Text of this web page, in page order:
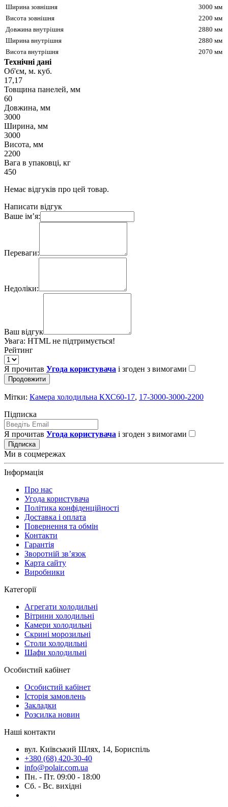
Ширина зовнішня
3000 мм
Висота зовнішня
2200 мм
Довжина внутрішня
2880 мм
Ширина внутрішня
2880 мм
Висота внутрішня
2070 мм
Технічні дані
Об'єм, м. куб.
17,17
Товщина панелей, мм
60
Довжина, мм
3000
Ширина, мм
3000
Висота, мм
2200
Вага в упаковці, кг
450
Немає відгуків про цей товар.
Написати відгук
Ваше ім’я:
Переваги:
Недоліки:
Ваш відгук
Увага: HTML не підтримується!
Рейтинг
Я прочитав Угода користувача і згоден з вимогами
Продовжити
Мітки: Камера холодильна КХС60-17, 17-3000-3000-2200
Підписка
Я прочитав Угода користувача і згоден з вимогами
Підписка
Ми в соцмережах
Інформація
Про нас
Угода користувача
Політика конфіденційності
Доставка і оплата
Повернення та обмін
Контакти
Гарантія
Зворотній зв’язок
Карта сайту
Виробники
Категорії
Агрегати холодильні
Вітрини холодильні
Камери холодильні
Скрині морозильні
Столи холодильні
Шафи холодильні
Особистий кабінет
Особистий кабінет
Історія замовлень
Закладки
Розсилка новин
Наші контакти
вул. Київський Шлях, 14, Бориспіль
+380 (68) 420-30-40
info@polair.com.ua
Пн. - Пт. 09:00 - 18:00
Сб. - Вс. вихідні